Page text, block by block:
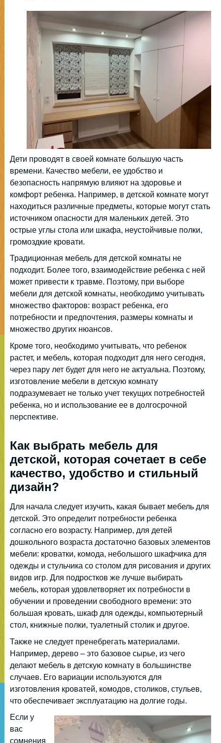
Дети проводят в своей комнате большую часть
времени. Качество мебели, ее удобство и
безопасность напрямую влияют на здоровье и
комфорт ребенка. Например, в детской комнате могут
находиться различные предметы, которые могут стать
источником опасности для маленьких детей. Это
острые углы стола или шкафа, неустойчивые полки,
громоздкие кровати.
Традиционная мебель для детской комнаты не
подходит. Более того, взаимодействие ребенка с ней
может привести к травме. Поэтому, при выборе
мебели для детской комнаты, необходимо учитывать
множество факторов: возраст ребенка, его
потребности и предпочтения, размеры комнаты и
множество других нюансов.
Кроме того, необходимо учитывать, что ребенок
растет, и мебель, которая подходит для него сегодня,
через пару лет будет для него не актуальна. Поэтому,
изготовление мебели в детскую комнату
подразумевает не только учет текущих потребностей
ребенка, но и использование ее в долгосрочной
перспективе.
Как выбрать мебель для
детской, которая сочетает в себе
качество, удобство и стильный
дизайн?
Для начала следует изучить, какая бывает мебель для
детской. Это определит потребности ребенка
согласно его возрасту. Например, для детей
дошкольного возраста достаточно базовых элементов
мебели: кроватки, комода, небольшого шкафчика для
одежды и стульчика со столом для рисования и других
видов игр. Для подростков же лучше выбирать
мебель, которая удовлетворяет их потребности в
обучении и проведении свободного времени: это
большая кровать, шкаф для одежды, компьютерный
стол, книжные полки, туалетный столик и другое.
Также не следует пренебрегать материалами.
Например, дерево – это базовое сырье, из чего
делают мебель в детскую комнату в большинстве
случаев. Его вариации используются для
изготовления кроватей, комодов, столиков, стульев,
что обеспечивает эксплуатацию на долгие годы.
Если у
вас
сомнения